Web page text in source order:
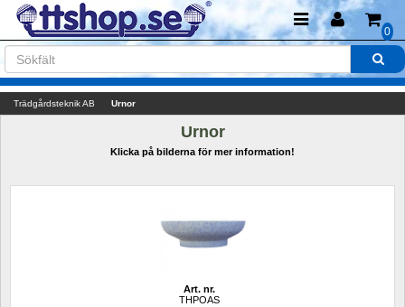
0
Trädgårdsteknik AB Urnor
Urnor
Klicka på bilderna för mer information!
Art. nr.
THPOAS